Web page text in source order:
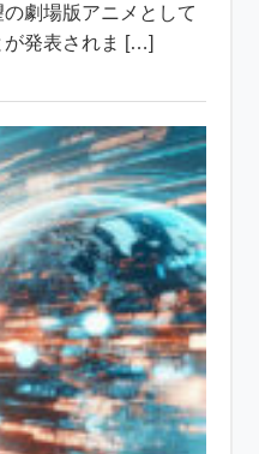
劇場版アニメとして
が発表されま […]